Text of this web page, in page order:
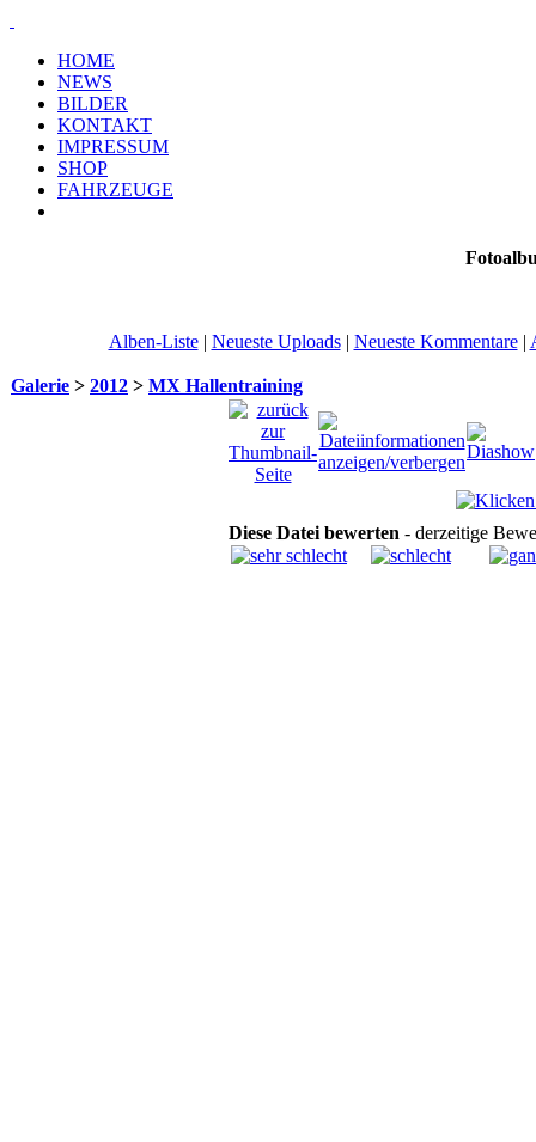
HOME
NEWS
BILDER
KONTAKT
IMPRESSUM
SHOP
FAHRZEUGE
Alben-Liste| Neueste Uploads| Neueste Kommentare|
Galerie > 2012 > MX Hallentraining
Diese Datei bewerten - derzeitige